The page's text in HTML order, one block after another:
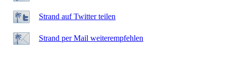
Strand auf Twitter teilen
Strand per Mail weiterempfehlen